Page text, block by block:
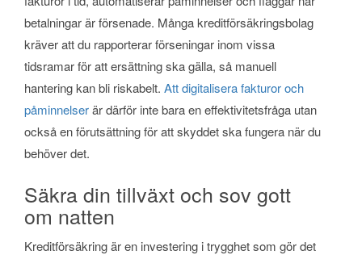
betalningar är försenade. Många kreditförsäkringsbolag
kräver att du rapporterar förseningar inom vissa
tidsramar för att ersättning ska gälla, så manuell
hantering kan bli riskabelt. Att digitalisera fakturor och
påminnelserär därför inte bara en effektivitetsfråga utan
också en förutsättning för att skyddet ska fungera när du
behöver det.
Säkra din tillväxt och sov gott
om natten
Kreditförsäkring är en investering i trygghet som gör det